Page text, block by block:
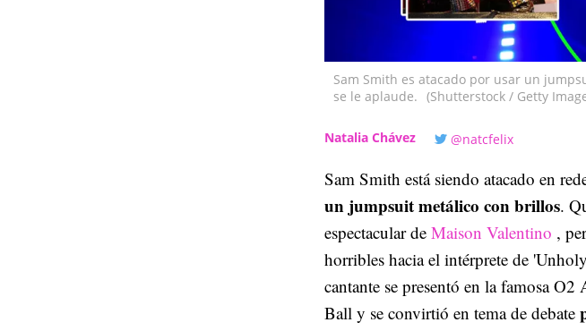
Sam Smith es atacado por usar un
se le aplaude. (Shutterstock / Getty
Natalia Chávez @natcfelix
Sam Smith está siendo atacado en
un jumpsuit metálico con brillos.
espectacular de Maison Valentino ,
horribles hacia el intérprete de
cantante se presentó en la famosa
Ball y se convirtió en tema de debate